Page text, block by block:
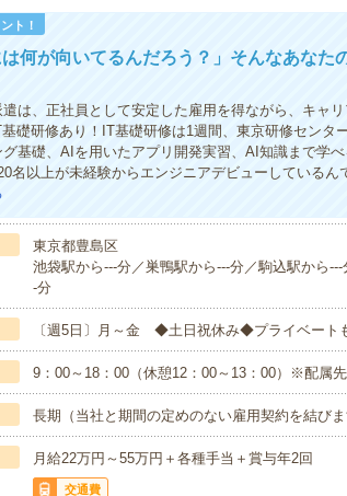
ト！
は何が向いてるんだろう？」そんなあなた
は、正社員として安定した雇用を得ながら、キャ
礎研修あり！IT基礎研修は1週間、東京研修センタ
グ基礎、AIを用いたアプリ開発実習、AI知識まで学
名以上が未経験からエンジニアデビューしている
東京都豊島区
池袋駅から---分／巣鴨駅から---分／駒込駅から
-分
〔週5日〕月～金 ◆土日祝休み◆プライベート
9：00～18：00（休憩12：00～13：00）※配属
長期（当社と期間の定めのない雇用契約を結び
月給22万円～55万円＋各種手当＋賞与年2回
交通費